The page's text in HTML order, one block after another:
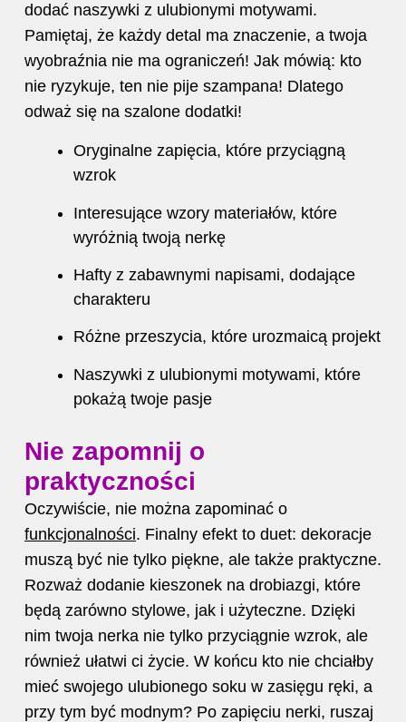
dodać naszywki z ulubionymi motywami.
Pamiętaj, że każdy detal ma znaczenie, a twoja
wyobraźnia nie ma ograniczeń! Jak mówią: kto
nie ryzykuje, ten nie pije szampana! Dlatego
odważ się na szalone dodatki!
Oryginalne zapięcia, które przyciągną
wzrok
Interesujące wzory materiałów, które
wyróżnią twoją nerkę
Hafty z zabawnymi napisami, dodające
charakteru
Różne przeszycia, które urozmaicą projekt
Naszywki z ulubionymi motywami, które
pokażą twoje pasje
Nie zapomnij o
praktyczności
Oczywiście, nie można zapominać o
funkcjonalności. Finalny efekt to duet: dekoracje
muszą być nie tylko piękne, ale także praktyczne.
Rozważ dodanie kieszonek na drobiazgi, które
będą zarówno stylowe, jak i użyteczne. Dzięki
nim twoja nerka nie tylko przyciągnie wzrok, ale
również ułatwi ci życie. W końcu kto nie chciałby
mieć swojego ulubionego soku w zasięgu ręki, a
przy tym być modnym? Po zapięciu nerki, ruszaj